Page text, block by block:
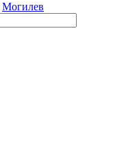
Могилев